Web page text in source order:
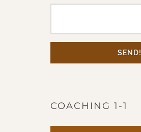
SEND!
COACHING 1-1